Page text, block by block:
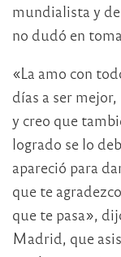
mundialista y
no dudó en
«La amo con
días a ser
y creo que
logrado se lo
apareció para
que te
que te pasa»,
Madrid, que